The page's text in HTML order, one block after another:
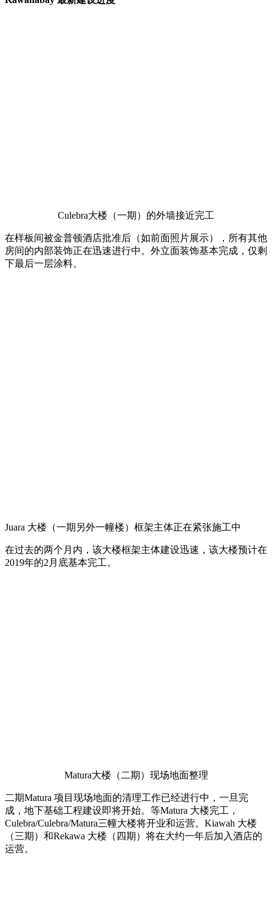
Culebra大楼（一期）的外墙接近完工
在样板间被金普顿酒店批准后（如前面照片展示），所有其他
房间的内部装饰正在迅速进行中。外立面装饰基本完成，仅剩
下最后一层涂料。
Juara 大楼（一期另外一幢楼）框架主体正在紧张施工中
在过去的两个月内，该大楼框架主体建设迅速，该大楼预计在
2019年的2月底基本完工。
Matura大楼（二期）现场地面整理
二期Matura 项目现场地面的清理工作已经进行中，一旦完
成，地下基础工程建设即将开始。等Matura 大楼完工，
Culebra/Culebra/Matura三幢大楼将开业和运营。Kiawah 大楼
（三期）和Rekawa 大楼（四期）将在大约一年后加入酒店的
运营。